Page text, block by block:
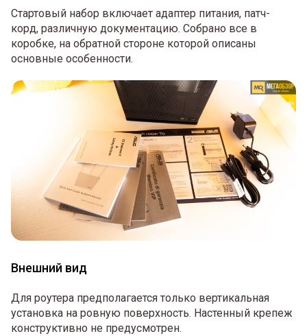
Стартовый набор включает адаптер питания, патч-
корд, различную документацию. Собрано все в
коробке, на обратной стороне которой описаны
основные особенности.
Внешний вид
Для роутера предполагается только вертикальная
установка на ровную поверхность. Настенный крепеж
конструктивно не предусмотрен.